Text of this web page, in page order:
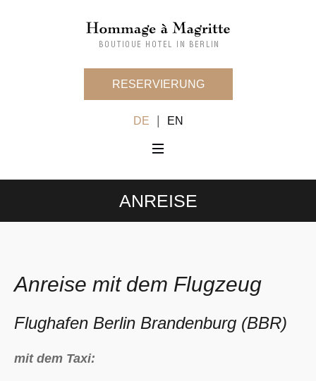
RESERVIERUNG
DE | EN
ANREISE
Anreise mit dem Flugzeug
Flughafen Berlin Brandenburg (BBR)
mit dem Taxi: